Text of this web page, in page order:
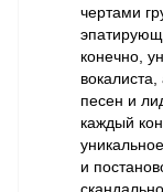
чертами
конечно,
песен и
каждый
и